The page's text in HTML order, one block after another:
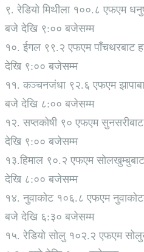
९. रेडियो मिथीला १००.८ एफएम
बजे देखि ९:०० बजेसम्म
१०. ईगल ९९.२ एफएम पाँचथरबाट
देखि ९:०० बजेसम्म
११. कञ्चनजंधा ९२.६ एफएम
बजे देखि ८:०० बजेसम्म
१२. सप्तकोषी ९० एफएम
देखि ९:०० बजेसम्म
१३.हिमाल ९०.२ एफएम
देखि ८:०० बजेसम्म
१४. नुवाकोट १०६.८ एफएम
बजे देखि ६:३० बजेसम्म
१५. रेडियो सोलु १०२.२ एफएम